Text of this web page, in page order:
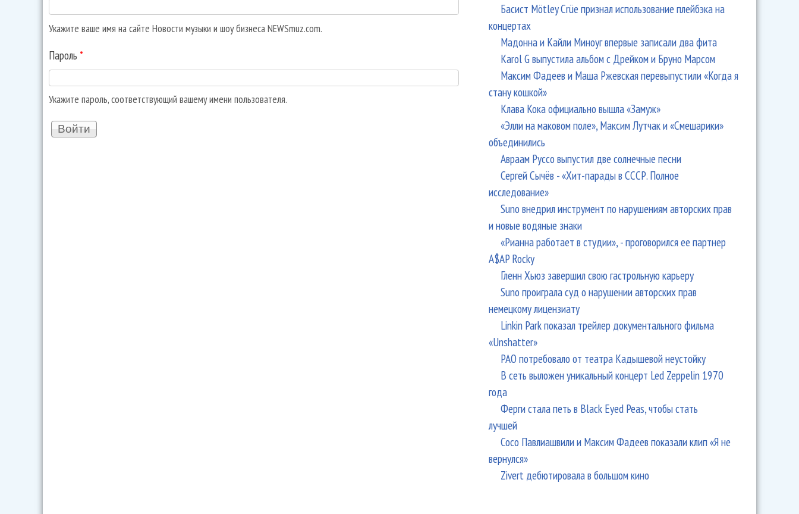
Укажите ваше имя на сайте Новости музыки и шоу бизнеса NEWSmuz.com.
Пароль *
Укажите пароль, соответствующий вашему имени пользователя.
Басист Mötley Crüe признал использование плейбэка на
концертах
Мадонна и Кайли Миноуг впервые записали два фита
Karol G выпустила альбом с Дрейком и Бруно Марсом
Максим Фадеев и Маша Ржевская перевыпустили «Когда я
стану кошкой»
Клава Кока официально вышла «Замуж»
«Элли на маковом поле», Максим Лутчак и «Смешарики»
объединились
Авраам Руссо выпустил две солнечные песни
Сергей Сычёв - «Хит-парады в СССР. Полное
исследование»
Suno внедрил инструмент по нарушениям авторских прав
и новые водяные знаки
«Рианна работает в студии», - проговорился ее партнер
A$AP Rocky
Гленн Хьюз завершил свою гастрольную карьеру
Suno проиграла суд о нарушении авторских прав
немецкому лицензиату
Linkin Park показал трейлер документального фильма
«Unshatter»
РАО потребовало от театра Кадышевой неустойку
В сеть выложен уникальный концерт Led Zeppelin 1970
года
Ферги стала петь в Black Eyed Peas, чтобы стать
лучшей
Сосо Павлиашвили и Максим Фадеев показали клип «Я не
вернулся»
Zivert дебютировала в большом кино